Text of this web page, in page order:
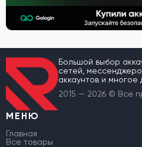
Большой выбор
сетей,
аккаунтов и многое
2015 — 2026 © Все
МЕНЮ
Главная
Все товары